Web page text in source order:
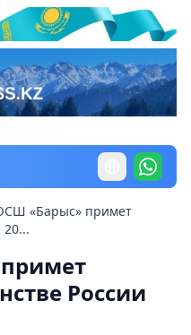
«Барыс» примет
20...
России